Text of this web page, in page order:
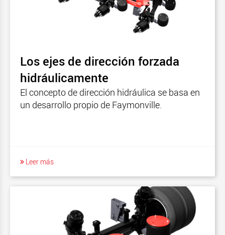
Los ejes de dirección forzada
hidráulicamente
El concepto de dirección hidráulica se basa en
un desarrollo propio de Faymonville.
Leer más